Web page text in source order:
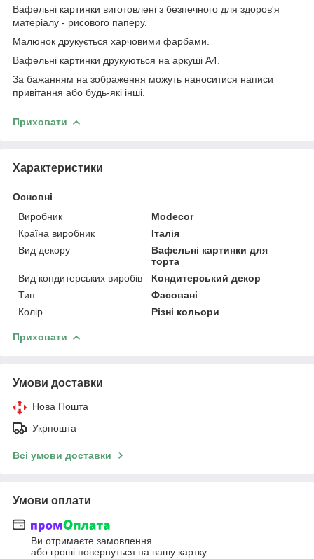
Вафельні картинки виготовлені з безпечного для здоров'я
матеріалу - рисового паперу.
Малюнок друкується харчовими фарбами.
Вафельні картинки друкуються на аркуші А4.
За бажанням на зображення можуть наноситися написи
привітання або будь-які інші.
Приховати
Характеристики
Основні
Виробник
Modecor
Країна виробник
Італія
Вид декору
Вафельні картинки для
торта
Вид кондитерських виробів
Кондитерський декор
Тип
Фасовані
Колір
Різні кольори
Приховати
Умови доставки
Нова Пошта
Укрпошта
Всі умови доставки
Умови оплати
Ви отримаєте замовлення
або гроші повернуться на вашу картку